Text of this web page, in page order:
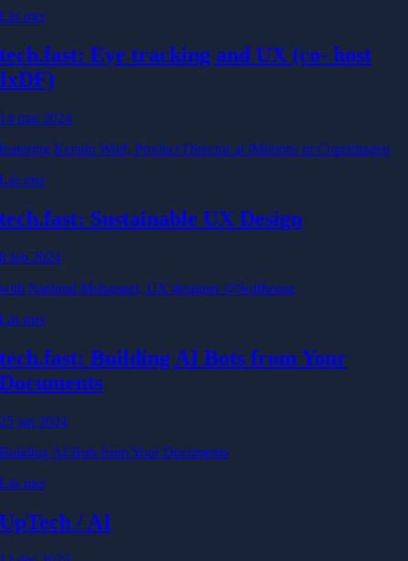
Läs mer
tech.fast: Eye tracking and UX (co- host
IxDF)
14 mar 2024
featuring Kerstin Wolf, Product Director at iMotions in Copenhagen
Läs mer
tech.fast: Sustainable UX Design
8 feb 2024
with Nashmil Mobasseri, UX designer @Softhouse
Läs mer
tech.fast: Building AI Bots from Your
Documents
25 jan 2024
Building AI Bots from Your Documents
Läs mer
UpTech / AI